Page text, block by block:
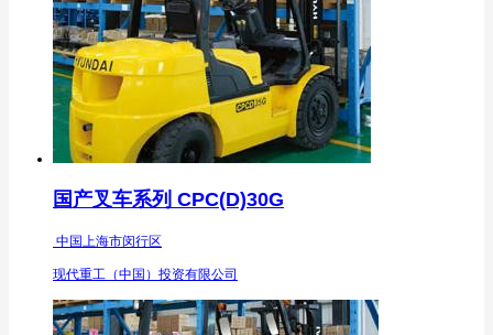
国产叉车系列 CPC(D)30G
中国上海市闵行区
现代重工（中国）投资有限公司